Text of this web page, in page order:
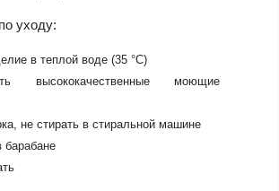
уходу:
в теплой воде (35 °С)
высококачественные моющие
не стирать в стиральной машине
барабане